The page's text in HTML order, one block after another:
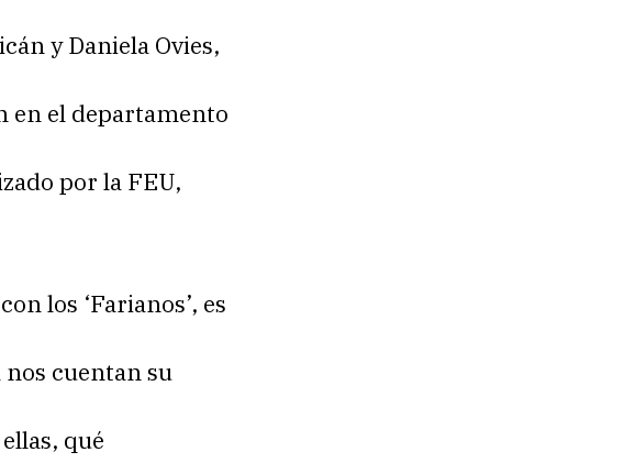
y Daniela Ovies,
en el departamento
por la FEU,
los ‘Farianos’, es
cuentan su
qué